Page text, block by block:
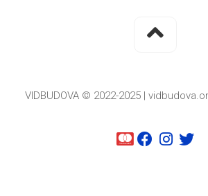
VIDBUDOVA © 2022-2025 |